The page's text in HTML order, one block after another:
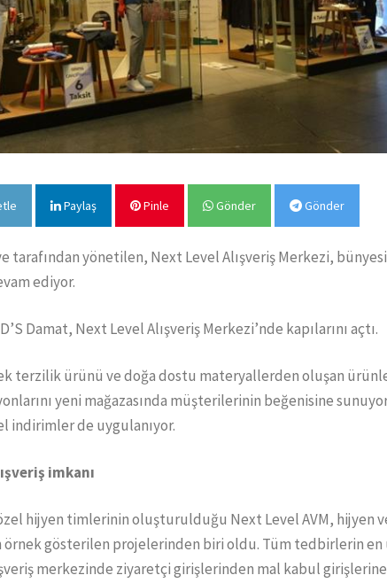
Paylaş Pinle Gönder Gönder
tarafından yönetilen, Next Level Alışveriş Merkezi,
ediyor.
Damat, Next Level Alışveriş Merkezi’nde kapılarını açtı.
terzilik ürünü ve doğa dostu materyallerden oluşan
yeni mağazasında müşterilerinin beğenisine
indirimler de uygulanıyor.
imkanı
hijyen timlerinin oluşturulduğu Next Level AVM, hijyen
örnek gösterilen projelerinden biri oldu. Tüm tedbirlerin en
merkezinde ziyaretçi girişlerinden mal kabul